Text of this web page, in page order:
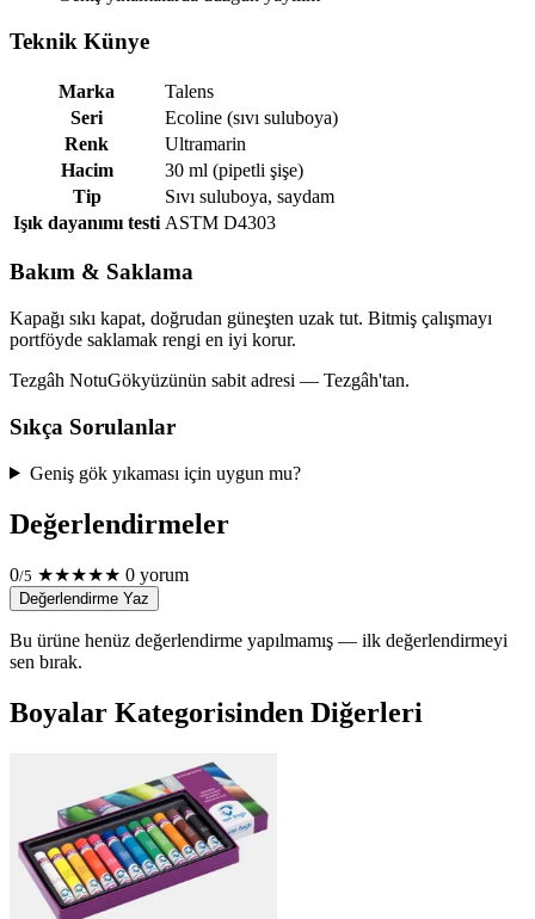
Teknik Künye
Marka
Talens
Seri
Ecoline (sıvı suluboya)
Renk
Ultramarin
Hacim
30 ml (pipetli şişe)
Tip
Sıvı suluboya, saydam
Işık dayanımı testi ASTM D4303
Bakım & Saklama
Kapağı sıkı kapat, doğrudan güneşten uzak tut. Bitmiş çalışmayı
portföyde saklamak rengi en iyi korur.
Tezgâh NotuGökyüzünün sabit adresi — Tezgâh'tan.
Sıkça Sorulanlar
Geniş gök yıkaması için uygun mu?
Değerlendirmeler
0/5 ★★★★★ 0 yorum
Değerlendirme Yaz
Bu ürüne henüz değerlendirme yapılmamış — ilk değerlendirmeyi
sen bırak.
Boyalar Kategorisinden Diğerleri